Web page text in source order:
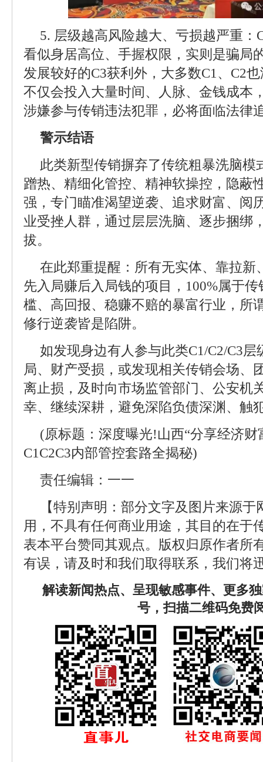
5. 层级越高风险越大、亏损越严重：
看似身居高位、手握权限，实则是骗局
发展较好的C3获利外，大多数C1、C2
不仅会投入大量时间、人脉、金钱成本
涉嫌参与传销违法犯罪，必将面临法律
警示结语
此类新型传销摒弃了传统粗暴洗脑模
蹭热、精细化管控、精神软操控，隐蔽
强，专门瞄准渴望逆袭、追求财富、阅
业受挫人群，通过层层洗脑、逐步捆绑
拔。
在此郑重提醒：所有无实体、靠拉新
先入局赚后入局钱的项目，100%属于
槛、高回报、稳赚不赔的暴富行业，所
修行逆袭皆是陷阱。
如发现身边有人参与此类C1/C2/C3
局、财产受损，或发现相关传销会场、
离止损，及时向市场监管部门、公安机
幸、继续深耕，避免深陷负债深渊、触
(原标题：深度曝光!山西“分享经济财
C1C2C3内部管控套路全揭秘)
责任编辑：一一
【特别声明：部分文字及图片来源
用，不具有任何商业用途，其目的在于
表本平台赞同其观点。版权归原作者所
有误，请及时和我们取得联系，我们将
解读新闻热点、呈现敏感事件、更多
号，扫描二维码免费